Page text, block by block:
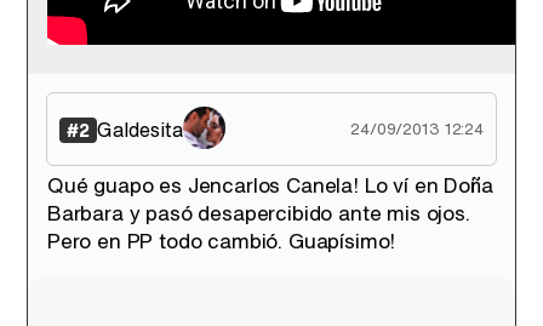
Canción ganadora de Eurovisión 2026: DARA con "Bangaranga" por Bulgaria
#2 Galdesita 24/09/2013 12:24
Qué guapo es Jencarlos Canela! Lo ví en Doña
Barbara y pasó desapercibido ante mis ojos.
Pero en PP todo cambió. Guapísimo!